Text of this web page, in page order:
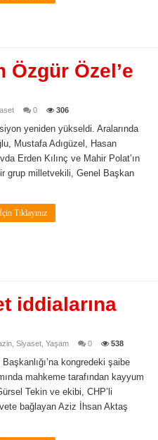
Özgür Özel’e
0 306
yeniden yükseldi. Aralarında
Mustafa Adıgüzel, Hasan
Erden Kılınç ve Mahir Polat’ın
grup milletvekili, Genel Başkan
Tıklayınız
iddialarına
, Siyaset, Yaşam 0 538
kongredeki şaibe
mahkeme tarafından kayyum
Tekin ve ekibi, CHP’li
bağlayan Aziz İhsan Aktaş